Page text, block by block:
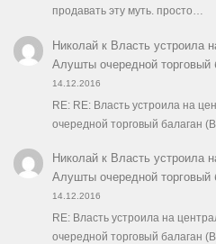
продавать эту муть. просто…
Николайк Власть устроила
Алушты очередной
14.12.2016
RE: RE: Власть устроила на
очередной торговый балаган
Николайк Власть устроила
Алушты очередной
14.12.2016
RE: Власть устроила на
очередной торговый балаган